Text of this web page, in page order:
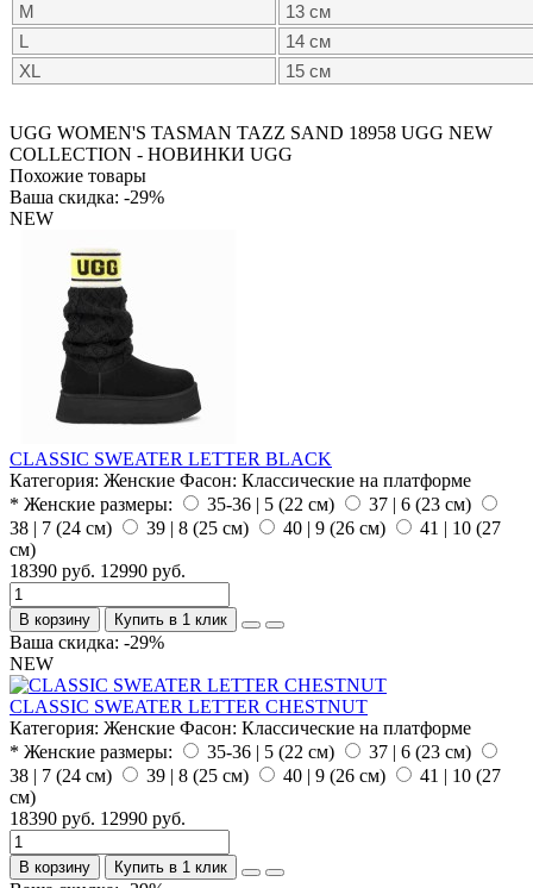
M
13 см
L
14 см
XL
15 см
UGG WOMEN'S TASMAN TAZZ SAND 18958 UGG NEW
COLLECTION - НОВИНКИ UGG
Похожие товары
Ваша скидка: -29%
NEW
CLASSIC SWEATER LETTER BLACK
Категория: Женские Фасон: Классические на платформе
* Женские размеры:
35-36 | 5 (22 см)
37 | 6 (23 см)
38 | 7 (24 см)
39 | 8 (25 см) 40 | 9 (26 см)
41 | 10 (27
см)
18390 руб. 12990 руб.
В корзину Купить в 1 клик
Ваша скидка: -29%
NEW
CLASSIC SWEATER LETTER CHESTNUT
Категория: Женские Фасон: Классические на платформе
* Женские размеры:
35-36 | 5 (22 см)
37 | 6 (23 см)
38 | 7 (24 см)
39 | 8 (25 см) 40 | 9 (26 см)
41 | 10 (27
см)
18390 руб. 12990 руб.
В корзину Купить в 1 клик